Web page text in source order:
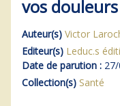
vos douleurs
Auteur(s) Victor
Editeur(s) Leduc.s
Date de parution :
Collection(s) Santé